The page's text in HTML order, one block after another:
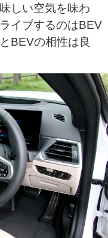
しい空気を味わ
イブするのはBEV
BEVの相性は良